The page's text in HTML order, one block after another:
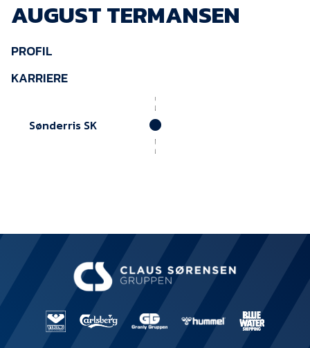
KVINDEHOLDET
Om Esbjerg fB
EfB Akademi
Sydvestjysk Fodbold
Aktionærinformation
Kontakt
Job i EfB
Presse
AUGUST TERMANSEN
PROFIL
KARRIERE
Sønderris SK